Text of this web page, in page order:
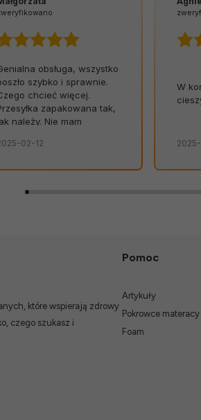
obsługa, wszystko
szybko i sprawnie.
chcieć więcej.
zapakowana tak,
należy. Nie mam
Od razu widać, że
dostarczone
02-12
W
które wspierają zdrowy
czego szukasz i
Pomoc
Artykuły
Pokrowce
Foam